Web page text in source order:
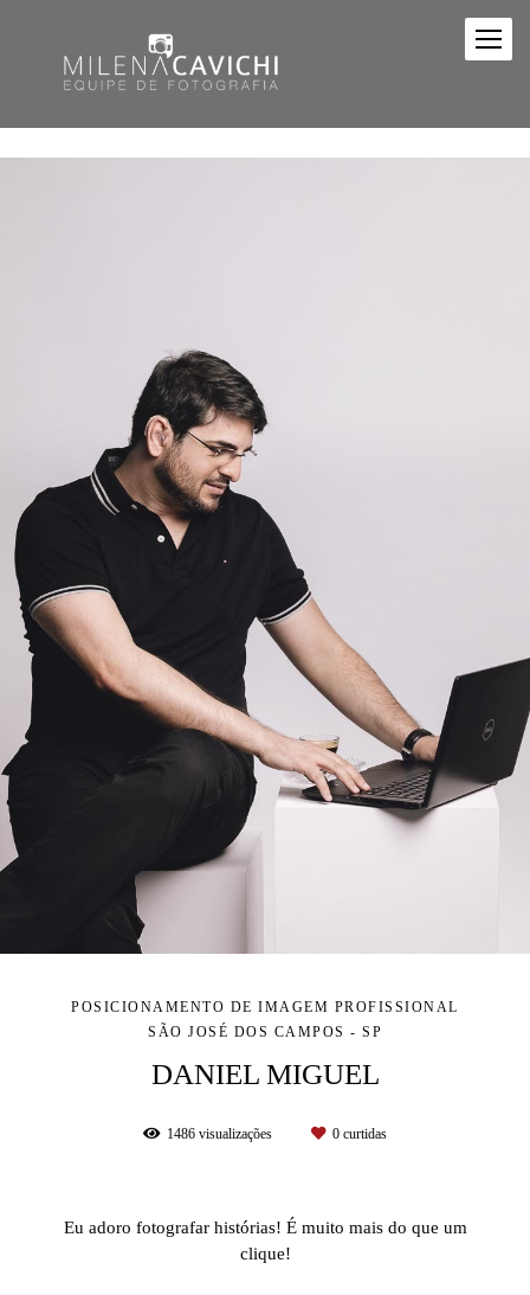
POSICIONAMENTO DE IMAGEM PROFISSIONAL
SÃO JOSÉ DOS CAMPOS - SP
DANIEL MIGUEL
1486 visualizações 0 curtidas
Eu adoro fotografar histórias! É muito mais do que um
clique!